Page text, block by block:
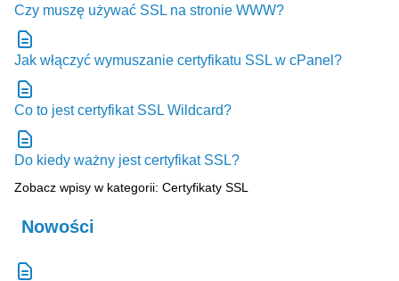
Czy muszę używać SSL na stronie WWW?
Jak włączyć wymuszanie certyfikatu SSL w cPanel?
Co to jest certyfikat SSL Wildcard?
Do kiedy ważny jest certyfikat SSL?
Zobacz wpisy w kategorii: Certyfikaty SSL
Nowości